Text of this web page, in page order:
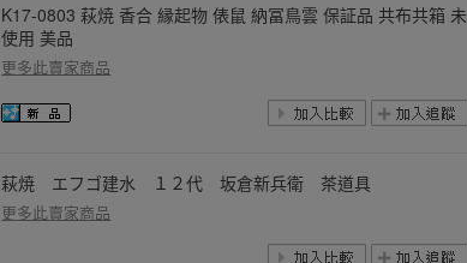
K17-0803 萩焼 香合 縁起物 俵鼠 納冨鳥雲 保証品 共布共箱 未
使用 美品
更多此賣家商品
萩焼 エフゴ建水 １２代 坂倉新兵衛 茶道具
更多此賣家商品